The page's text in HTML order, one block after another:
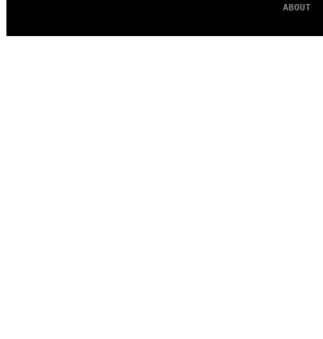
ABOUT